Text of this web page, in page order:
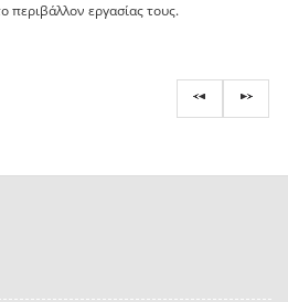
περιβάλλον εργασίας τους.